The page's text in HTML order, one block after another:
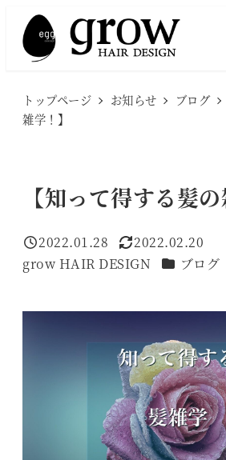
トップページ お知らせ ブログ
雑学！】
【知って得する髪の
投稿日
2022.01.28
更新日
2022.02.20
著
grow HAIR DESIGN カテゴリー
ブログ